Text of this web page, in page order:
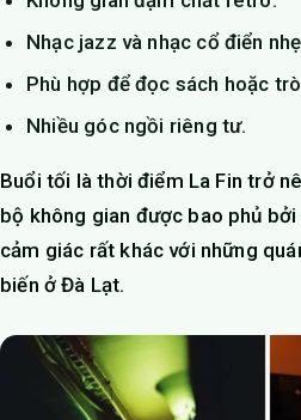
Nhạc jazz và nhạc cổ điển
Phù hợp để đọc sách hoặc
Nhiều góc ngồi riêng tư.
Buổi tối là thời điểm La Fin trở
bộ không gian được bao phủ
cảm giác rất khác với những
biến ở Đà Lạt.